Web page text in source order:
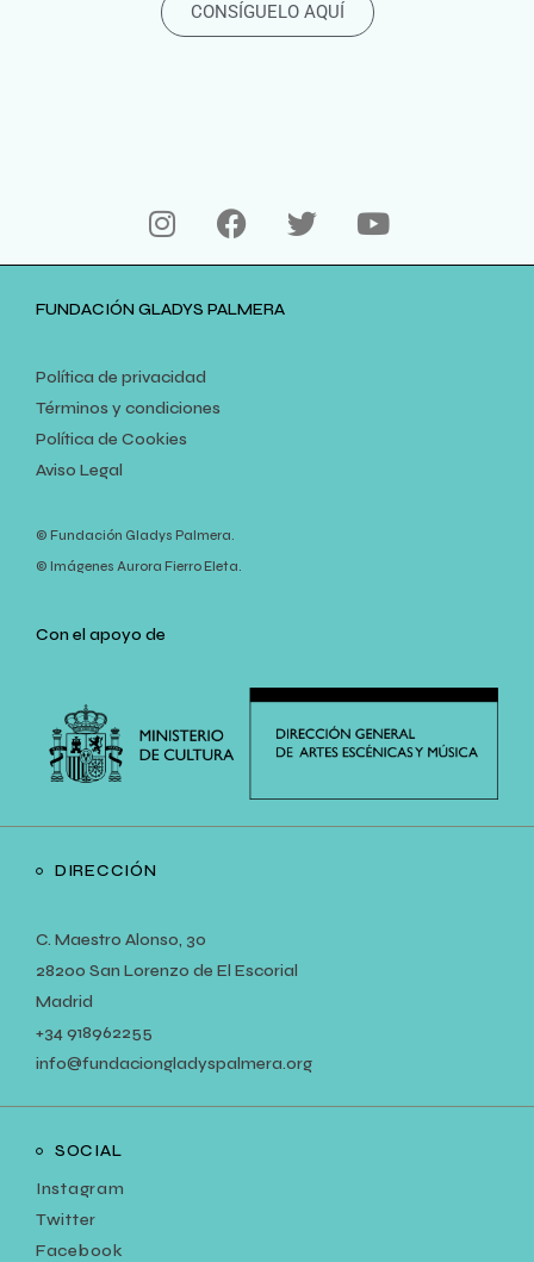
CONSÍGUELO AQUÍ
FUNDACIÓN GLADYS PALMERA
Política de privacidad
Términos y condiciones
Política de Cookies
Aviso Legal
© Fundación Gladys Palmera.
© Imágenes Aurora Fierro Eleta.
Con el apoyo de
DIRECCIÓN
C. Maestro Alonso, 30
28200 San Lorenzo de El Escorial
Madrid
+34918962255
info@fundaciongladyspalmera.org
SOCIAL
Instagram
Twitter
Facebook